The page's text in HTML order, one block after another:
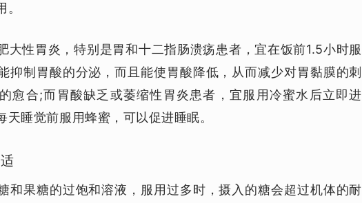
大性胃炎，特别是胃和十二指肠溃疡患者 ，宜在饭前1.5小时服
抑制胃酸的分泌，而且能使胃酸降低，从而减少对胃黏膜的刺
愈合;而 胃酸缺乏或萎缩性胃炎患者 ，宜服用冷蜜水后立即进
天睡觉前服用蜂蜜，可以促进睡眠。
和果糖的过饱和溶液，服用过多时，摄入的糖会超过机体的耐